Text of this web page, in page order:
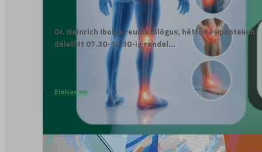
Dr. Heinrich Ibolya reumatológus, hétfőn és pénteken
délelőtt 07.30-13.30-ig rendel...
Elolvasom